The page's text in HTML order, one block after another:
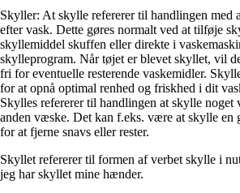
Skyller: At skylle refererer til handlingen med
efter vask. Dette gøres normalt ved at tilføje
skyllemiddel skuffen eller direkte i
skylleprogram. Når tøjet er blevet skyllet, vil
fri for eventuelle resterende vaskemidler.
for at opnå optimal renhed og friskhed i dit
Skylles refererer til handlingen at skylle noget
anden væske. Det kan f.eks. være at skylle en
for at fjerne snavs eller rester.
Skyllet refererer til formen af verbet skylle i
jeg har skyllet mine hænder.